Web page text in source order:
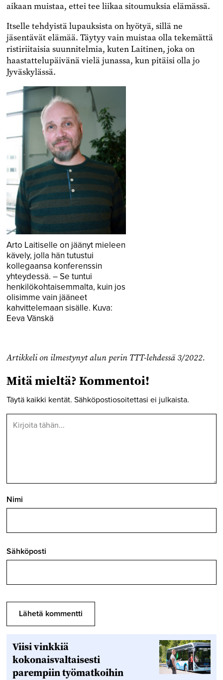
aikaan muistaa, ettei tee liikaa sitoumuksia elämässä.
Itselle tehdyistä lupauksista on hyötyä, sillä ne
jäsentävät elämää. Täytyy vain muistaa olla tekemättä
ristiriitaisia suunnitelmia, kuten Laitinen, joka on
haastattelupäivänä vielä junassa, kun pitäisi olla jo
Jyväskylässä.
Arto Laitiselle on jäänyt mieleen
kävely, jolla hän tutustui
kollegaansa konferenssin
yhteydessä. – Se tuntui
henkilökohtaisemmalta, kuin jos
olisimme vain jääneet
kahvittelemaan sisälle. Kuva:
Eeva Vänskä
Artikkeli on ilmestynyt alun perin TTT-lehdessä 3/2022.
Mitä mieltä? Kommentoi!
Täytä kaikki kentät. Sähköpostiosoitettasi ei julkaista.
Nimi
Sähköposti
Viisi vinkkiä
kokonaisvaltaisesti
parempiin työmatkoihin